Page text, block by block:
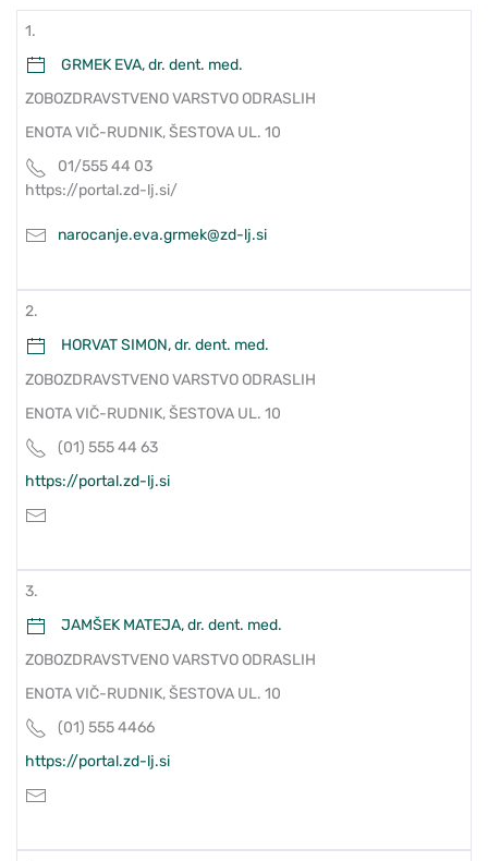
1.
GRMEK EVA, dr. dent. med.
ZOBOZDRAVSTVENO VARSTVO ODRASLIH
ENOTA VIČ-RUDNIK, ŠESTOVA UL. 10
01/555 44 03
https://portal.zd-lj.si/
narocanje.eva.grmek@zd-lj.si
2.
HORVAT SIMON, dr. dent. med.
ZOBOZDRAVSTVENO VARSTVO ODRASLIH
ENOTA VIČ-RUDNIK, ŠESTOVA UL. 10
(01) 555 44 63
https://portal.zd-lj.si
3.
JAMŠEK MATEJA, dr. dent. med.
ZOBOZDRAVSTVENO VARSTVO ODRASLIH
ENOTA VIČ-RUDNIK, ŠESTOVA UL. 10
(01) 555 4466
https://portal.zd-lj.si